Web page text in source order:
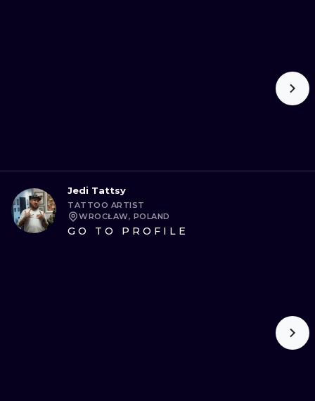
Jedi Tattsy
TATTOO ARTIST
WROCŁAW, POLAND
GO TO PROFILE